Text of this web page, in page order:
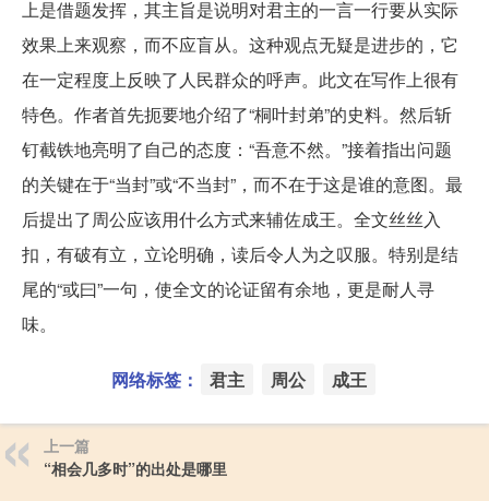
上是借题发挥，其主旨是说明对君主的一言一行要从实际
效果上来观察，而不应盲从。这种观点无疑是进步的，它
在一定程度上反映了人民群众的呼声。此文在写作上很有
特色。作者首先扼要地介绍了“桐叶封弟”的史料。然后斩
钉截铁地亮明了自己的态度：“吾意不然。”接着指出问题
的关键在于“当封”或“不当封”，而不在于这是谁的意图。最
后提出了周公应该用什么方式来辅佐成王。全文丝丝入
扣，有破有立，立论明确，读后令人为之叹服。特别是结
尾的“或曰”一句，使全文的论证留有余地，更是耐人寻
味。
网络标签： 君主 周公 成王
上一篇
“相会几多时”的出处是哪里